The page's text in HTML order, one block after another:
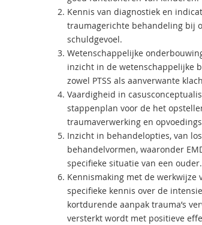
Kennis van diagnostiek en
traumagerichte behandeling bij
schuldgevoel.
Wetenschappelijke
inzicht in de wetenschappelijke
zowel PTSS als aanverwante
Vaardigheid in
stappenplan voor de het
traumaverwerking en
Inzicht in behandelopties, van
behandelvormen, waaronder
specifieke situatie van een ouder.
Kennismaking met de werkwijze
specifieke kennis over de
kortdurende aanpak trauma’s
versterkt wordt met positieve